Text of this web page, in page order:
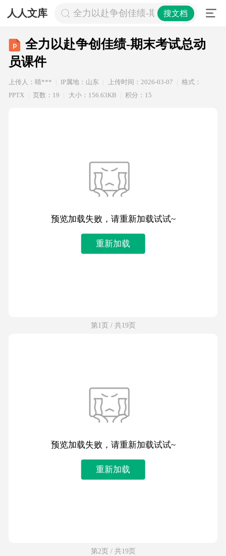
人人文库 全力以赴争创佳绩-期末考试总动员课
搜文档
全力以赴争创佳绩-期末考试总动
员课件
上传人：晴*** IP属地：山东 上传时间：2026-03-07
格式：
PPTX
页数：19 大小：156.63KB 积分：15
预览加载失败，请重新加载试试~
重新加载
第1页 / 共19页
预览加载失败，请重新加载试试~
重新加载
第2页 / 共19页